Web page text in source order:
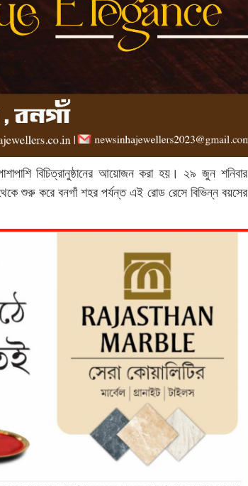
বিচিত্রানুষ্ঠানের আয়োজন করা হয়। ২৯ জুন শনিবার
শুরু করে বনগাঁ শহর পর্যন্ত এই রোড রেসে বিভিন্ন বয়সের